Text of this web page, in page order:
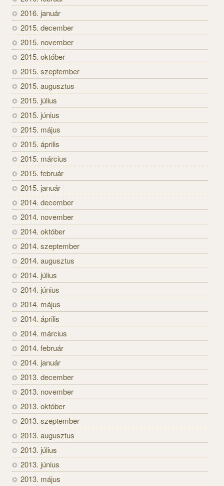
2016. január
2015. december
2015. november
2015. október
2015. szeptember
2015. augusztus
2015. július
2015. június
2015. május
2015. április
2015. március
2015. február
2015. január
2014. december
2014. november
2014. október
2014. szeptember
2014. augusztus
2014. július
2014. június
2014. május
2014. április
2014. március
2014. február
2014. január
2013. december
2013. november
2013. október
2013. szeptember
2013. augusztus
2013. július
2013. június
2013. május